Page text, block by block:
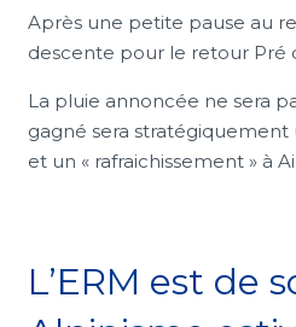
Après une petite pause au
descente pour le retour Pré
La pluie annoncée ne sera
gagné sera
et un « rafraichissement » à
L’ERM est de